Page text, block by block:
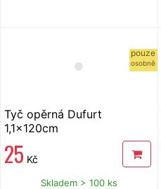
pouze
osobně
Tyč opěrná Dufurt
1,1x120cm
25 Kč
Skladem > 100 ks